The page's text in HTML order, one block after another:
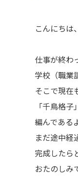
こんにちは
仕事が終わ
学校（職業
そこで現在
「千鳥格子
編んである
まだ途中経
完成したら
おたのしみ